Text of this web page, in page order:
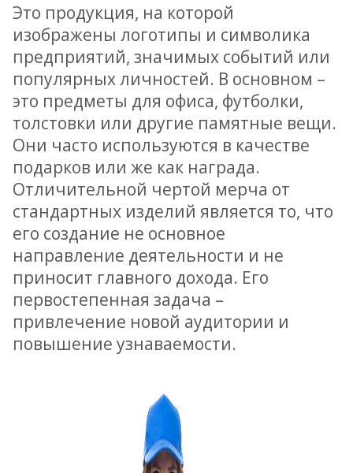
Это продукция, на которой
изображены логотипы и символика
предприятий, значимых событий или
популярных личностей. В основном –
это предметы для офиса, футболки,
толстовки или другие памятные вещи.
Они часто используются в качестве
подарков или же как награда.
Отличительной чертой мерча от
стандартных изделий является то, что
его создание не основное
направление деятельности и не
приносит главного дохода. Его
первостепенная задача –
привлечение новой аудитории и
повышение узнаваемости.